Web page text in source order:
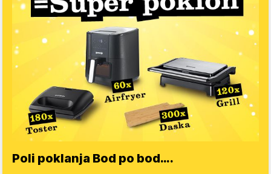
Poli poklanja Bod po bod….